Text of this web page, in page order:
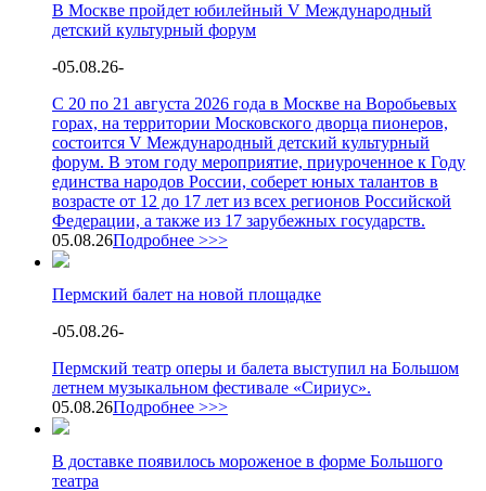
В Москве пройдет юбилейный V Международный
детский культурный форум
-05.08.26-
С 20 по 21 августа 2026 года в Москве на Воробьевых
горах, на территории Московского дворца пионеров,
состоится V Международный детский культурный
форум. В этом году мероприятие, приуроченное к Году
единства народов России, соберет юных талантов в
возрасте от 12 до 17 лет из всех регионов Российской
Федерации, а также из 17 зарубежных государств.
05.08.26Подробнее >>>
Пермский балет на новой площадке
-05.08.26-
Пермский театр оперы и балета выступил на Большом
летнем музыкальном фестивале «Сириус».
05.08.26Подробнее >>>
В доставке появилось мороженое в форме Большого
театра